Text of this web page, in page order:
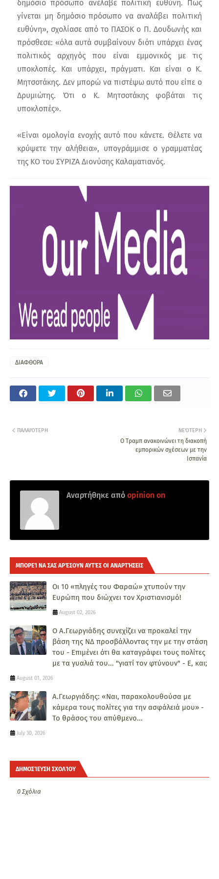
δημόσιο πρόσωπο ανέλαβε πολιτική ευθύνη. Πως
γίνεται μη δημόσιο πρόσωπο να αναλάβει πολιτική
ευθύνη», σχολίασε από το ΠΑΣΟΚ ο Π. Δουδωνής και
πρόσθεσε: «όλα αυτά συμβαίνουν διότι υπάρχει ένας
πολιτικός αρχηγός που είναι εμμονικός με τις
υποκλοπές. Και υπάρχει, πράγματι. Και είναι ο Κ.
Μητσοτάκης. Δεν μπορώ να πιστέψω αυτό που είπε ο
Δρυμιώτης. Ότι ο Κ. Μητσοτάκης φοβάται τις
υποκλοπές».
«Είναι ομολογία ενοχής αυτό που κάνετε. Θέλετε να
κρύψετε την αλήθεια», υπογράμμισε ο γραμματέας
της ΚΟ του ΣΥΡΙΖΑ Διονύσης Καλαματιανός.
ΔΙΑΦΘΟΡΑ
ΝΕΌΤΕΡΗ
Ο Τραμπ ανακοινώνει τη διακοπή
εμπορικών σχέσεων με την
Ισπανία
ΠΑΛΑΙΌΤΕΡΗ
Αναρτήθηκε από opinion on
ΜΠΟΡΕΊ ΝΑ ΣΑΣ ΑΡΈΣΟΥΝ ΑΥΤΈΣ ΟΙ ΑΝΑΡΤΉΣΕΙΣ
Οι 10 «πληγές του Φαραώ» χτυπούν την
Ευρώπη που διώχνει τον Χριστιανισμό!
August 02, 2026
Ο Α.Γεωργιάδης συνεχίζει να προκαλεί την
βάση της ΝΔ προσβάλλοντας την με την στάση
του - Επιμένει ότι θα καταγράφει τους πολίτες
με τα γυαλιά του... "γιατί τον φτύνουν" - Ε, και;
August 01, 2026
Α.Γεωργιάδης: «Ναι, παρακολουθούσα με
κάμερα τους πολίτες για την ασφάλειά μου» -
Το θράσος του απύθμενο...
July 30, 2026
ΔΗΜΟΣΊΕΥΣΗ ΣΧΟΛΊΟΥ
0 Σχόλια